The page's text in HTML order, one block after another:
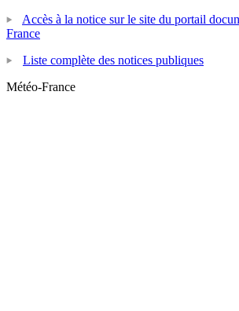
Accès à la notice sur le site du portail
France
Liste complète des notices publiques
Météo-France